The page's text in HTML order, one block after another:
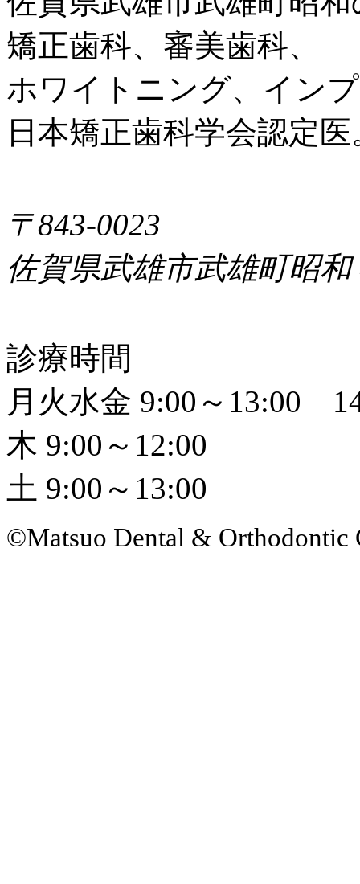
矯正歯科、審美歯科、
ホワイトニング、イン
日本矯正歯科学会認定
〒843-0023
佐賀県武雄市武雄町昭
診療時間
月火水金 9:00～13:00
木 9:00～12:00
土 9:00～13:00
©Matsuo Dental & Orthodontic